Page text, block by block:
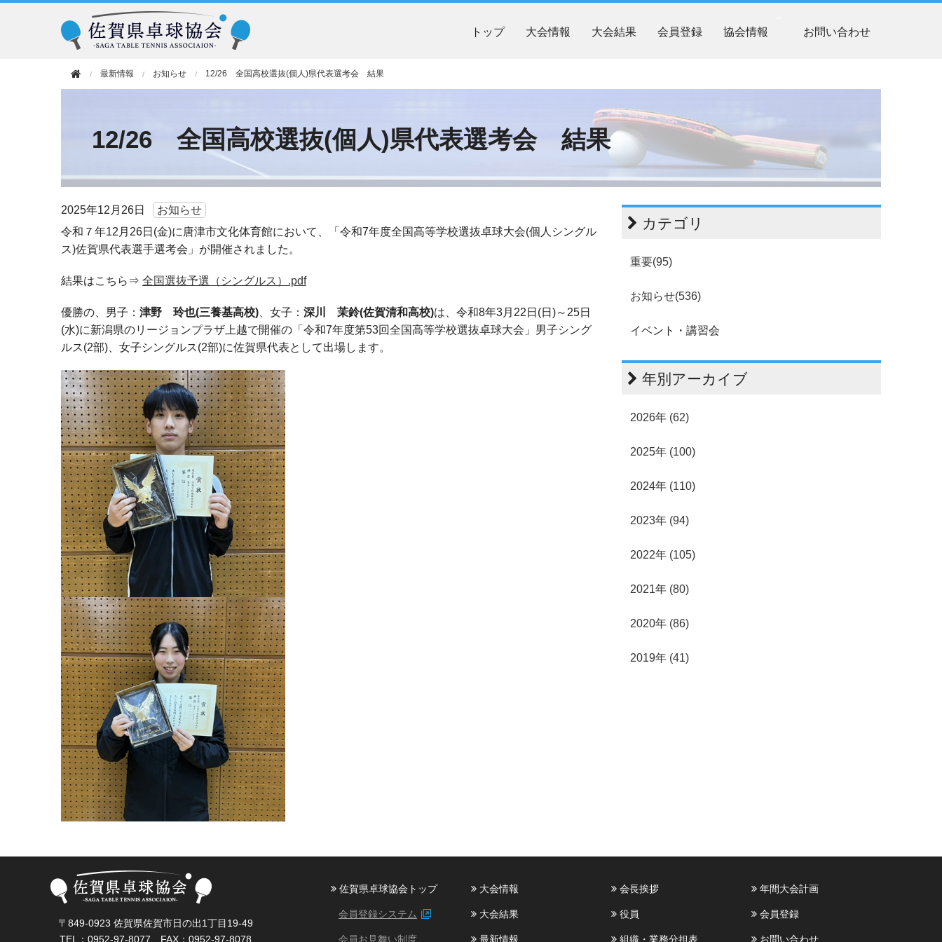
トップ 大会情報 大会結果 会員登録 協会情報 お問い合わせ
最新情報 お知らせ 12/26 全国高校選抜(個人)県代表選考会 結果
12/26 全国高校選抜(個人)県代表選考会 結果
2025年12月26日
お知らせ
令和７年12月26日(金)に唐津市文化体育館において、「令和7年度全国高等学校選抜卓球大会(個人シングル
ス)佐賀県代表選手選考会」が開催されました。
結果はこちら⇒ 全国選抜予選（シングルス）.pdf
優勝の、男子： 津野 玲也(三養基高校) 、女子： 深川 茉鈴(佐賀清和高校)は、令和8年3月22日(日)～25日
(水)に新潟県のリージョンプラザ上越で開催の「令和7年度第53回全国高等学校選抜卓球大会」男子シング
ルス(2部)、女子シングルス(2部)に佐賀県代表として出場します。
カテゴリ
重要(95)
お知らせ(536)
イベント・講習会
年別アーカイブ
2026年 (62)
2025年 (100)
2024年 (110)
2023年 (94)
2022年 (105)
2021年 (80)
2020年 (86)
2019年 (41)
〒849-0923 佐賀県佐賀市日の出1丁目19-49
TEL：0952-97-8077 FAX：0952-97-8078
佐賀県卓球協会トップ
会員登録システム
会員お見舞い制度
大会情報
大会結果
最新情報
会長挨拶
役員
組織・業務分担表
年間大会計画
会員登録
お問い合わせ